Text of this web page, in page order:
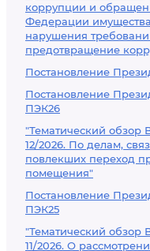
коррупции и
Федерации
нарушения
предотвращение
Постановление
Постановление
ПЭК26
"Тематический обзор
12/2026. По делам,
повлекших переход
помещения"
Постановление
ПЭК25
"Тематический обзор
11/2026. О